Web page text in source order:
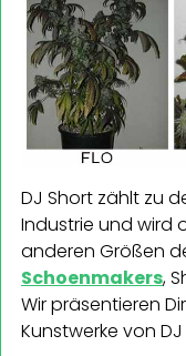
DJ Short zählt zu
Industrie und wird
anderen Größen
Schoenmakers,
Wir präsentieren
Kunstwerke von DJ